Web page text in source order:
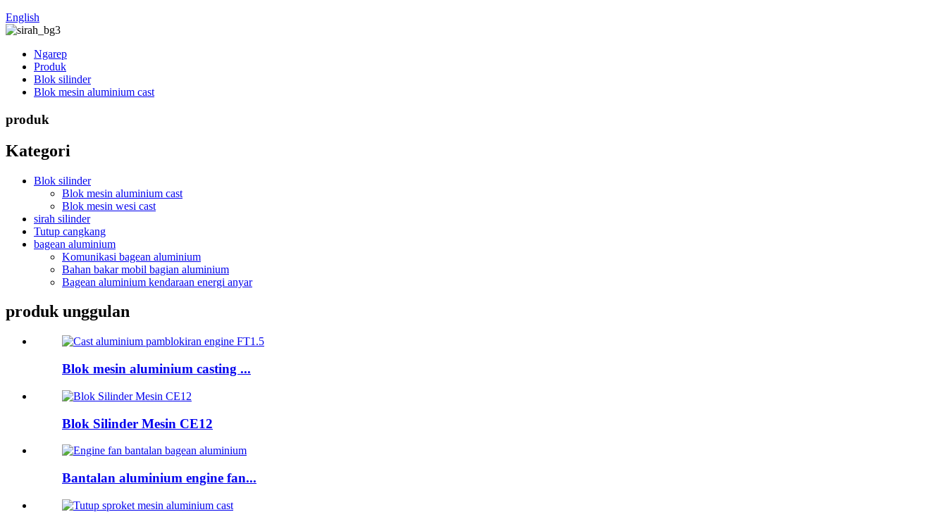
English
Ngarep
Produk
Blok silinder
Blok mesin aluminium cast
produk
Kategori
Blok silinder
Blok mesin aluminium cast
Blok mesin wesi cast
sirah silinder
Tutup cangkang
bagean aluminium
Komunikasi bagean aluminium
Bahan bakar mobil bagian aluminium
Bagean aluminium kendaraan energi anyar
produk unggulan
Blok mesin aluminium casting ...
Blok Silinder Mesin CE12
Bantalan aluminium engine fan...